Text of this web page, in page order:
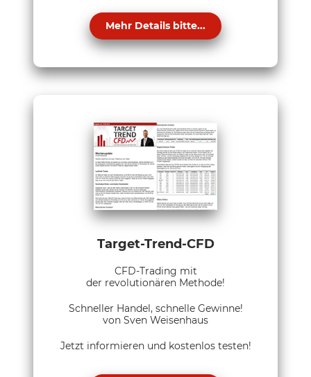
Mehr Details bitte...
Target-Trend-CFD
CFD-Trading mit
der revolutionären Methode!
Schneller Handel, schnelle Gewinne!
von Sven Weisenhaus
Jetzt informieren und kostenlos testen!